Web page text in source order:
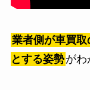
業者側が車買取
とする姿勢がわ